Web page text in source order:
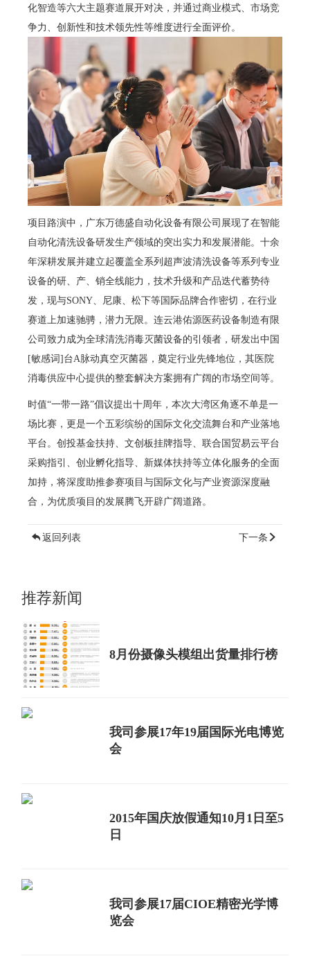
化智造等六大主题赛道展开对决，并通过商业模式、市场竞
争力、创新性和技术领先性等维度进行全面评价。
项目路演中，广东万德盛自动化设备有限公司展现了在智能
自动化清洗设备研发生产领域的突出实力和发展潜能。十余
年深耕发展并建立起覆盖全系列超声波清洗设备等系列专业
设备的研、产、销全线能力，技术升级和产品迭代蓄势待
发，现与SONY、尼康、松下等国际品牌合作密切，在行业
赛道上加速驰骋，潜力无限。连云港佑源医药设备制造有限
公司致力成为全球清洗消毒灭菌设备的引领者，研发出中国
[敏感词]台A脉动真空灭菌器，奠定行业先锋地位，其医院
消毒供应中心提供的整套解决方案拥有广阔的市场空间等。
时值“一带一路”倡议提出十周年，本次大湾区角逐不单是一
场比赛，更是一个五彩缤纷的国际文化交流舞台和产业落地
平台。创投基金扶持、文创板挂牌指导、联合国贸易云平台
采购指引、创业孵化指导、新媒体扶持等立体化服务的全面
加持，将深度助推参赛项目与国际文化与产业资源深度融
合，为优质项目的发展腾飞开辟广阔道路。
返回列表 下一条
推荐新闻
8月份摄像头模组出货量排行榜
我司参展17年19届国际光电博览
会
2015年国庆放假通知10月1日至5
日
我司参展17届CIOE精密光学博
览会